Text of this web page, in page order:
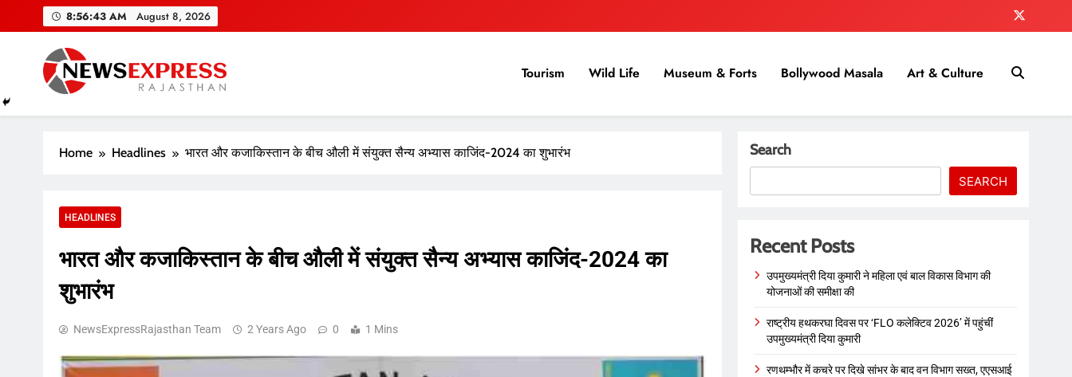
8:56:44 AM August 8, 2026
Tourism Wild Life Museum & Forts Bollywood Masala Art & Culture
Home Headlines भारत और कजाकिस्तान के बीच औली में संयुक्त सैन्य अभ्यास काजिंद-2024 का शुभारंभ
HEADLINES
भारत और कजाकिस्तान के बीच औली में संयुक्त सैन्य अभ्यास काजिंद-2024 का
शुभारंभ
NewsExpressRajasthan Team 2 Years Ago 0 1 Mins
Search
SEARCH
Recent Posts
उपमुख्यमंत्री दिया कुमारी ने महिला एवं बाल विकास विभाग की
योजनाओं की समीक्षा की
राष्ट्रीय हथकरघा दिवस पर ‘FLO कलेक्टिव 2026’ में पहुंचीं
उपमुख्यमंत्री दिया कुमारी
रणथम्भौर में कचरे पर दिखे सांभर के बाद वन विभाग सख्त, एएसआई